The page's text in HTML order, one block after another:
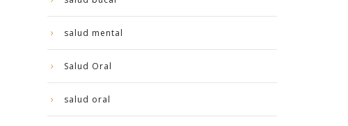
salud mental
Salud Oral
salud oral